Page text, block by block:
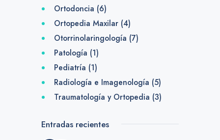
Ortodoncia (6)
Ortopedia Maxilar(4)
Otorrinolaringología (7)
Patología (1)
Pediatría (1)
Radiología e Imagenología (5)
Traumatología y Ortopedia (3)
Entradas recientes